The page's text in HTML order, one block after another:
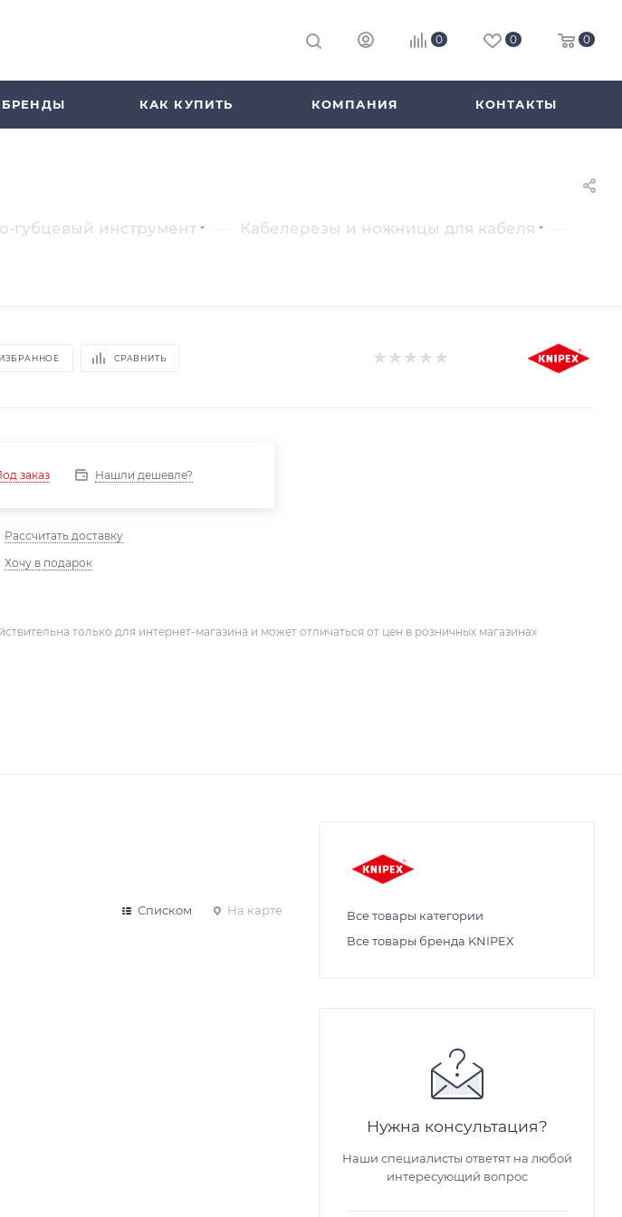
0 0 0
БРЕНДЫ КАК КУПИТЬ КОМПАНИЯ КОНТАКТЫ
губцевый инструмент Кабелерезы и ножницы для кабеля
СРАВНИТЬ
заказ Нашли дешевле?
Рассчитать доставку
Хочу в подарок
только для интернет-магазина и может отличаться от цен в розничных магазинах
Списком На карте
Все товары категории
Все товары бренда KNIPEX
Нужна консультация?
Наши специалисты ответят на любой
интересующий вопрос